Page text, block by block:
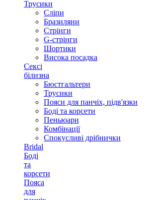
Трусики
Сліпи
Бразиляни
Стрінги
G-стрінги
Шортики
Висока посадка
Сексі
білизна
Бюстгальтери
Трусики
Пояси для панчіх, підв'язки
Боді та корсети
Пеньюари
Комбінації
Спокусливі дрібнички
Bridal
Боді
та
корсети
Пояса
для